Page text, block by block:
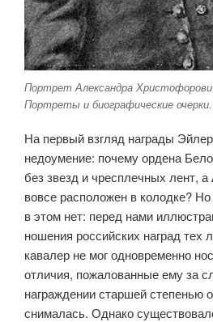
Портрет Александра
Портреты и биографические
На первый взгляд награды
недоумение: почему ордена
без звезд и чресплечных лент, а
вовсе расположен в колодке? Но
в этом нет: перед нами
ношения российских наград тех
кавалер не мог одновременно
отличия, пожалованные ему за
награждении старшей степенью
снималась. Однако